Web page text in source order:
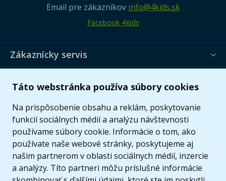
Táto webstránka používa súbory cookies
Na prispôsobenie obsahu a reklám, poskytovanie
funkcií sociálnych médií a analýzu návštevnosti
používame súbory cookie. Informácie o tom, ako
používate naše webové stránky, poskytujeme aj
našim partnerom v oblasti sociálnych médií, inzercie
a analýzy. Títo partneri môžu príslušné informácie
Email pre zákazníkov info@4kids.sk
Facebook 4Kids
Zákaznícky servis